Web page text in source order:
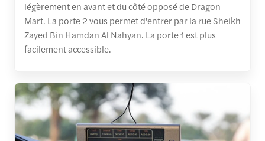
légèrement en avant et du côté opposé de Dragon
Mart. La porte 2 vous permet d'entrer par la rue Sheikh
Zayed Bin Hamdan Al Nahyan. La porte 1 est plus
facilement accessible.